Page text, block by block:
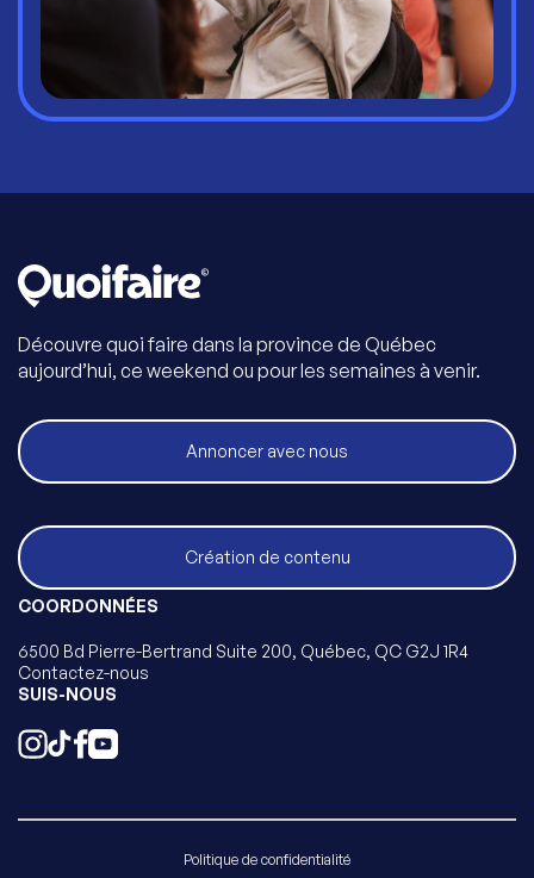
Découvre quoi faire dans la province de Québec
aujourd’hui, ce weekend ou pour les semaines à venir.
Annoncer avec nous
Création de contenu
COORDONNÉES
6500 Bd Pierre-Bertrand Suite 200, Québec, QC G2J 1R4
Contactez-nous
SUIS-NOUS
Politique de confidentialité